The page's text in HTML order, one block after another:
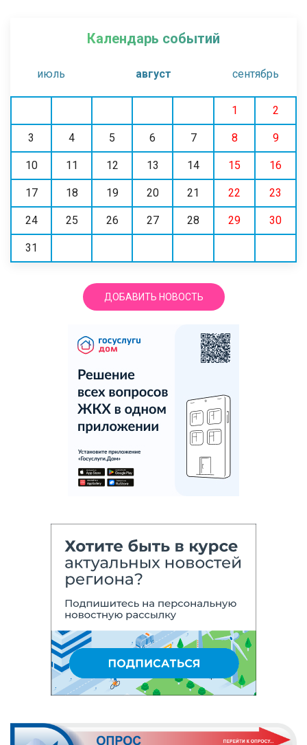
Календарь событий
июль август сентябрь
1 2
3 4 5 6 7 8 9
10 11 12 13 14 15 16
17 18 19 20 21 22 23
24 25 26 27 28 29 30
31
ДОБАВИТЬ НОВОСТЬ